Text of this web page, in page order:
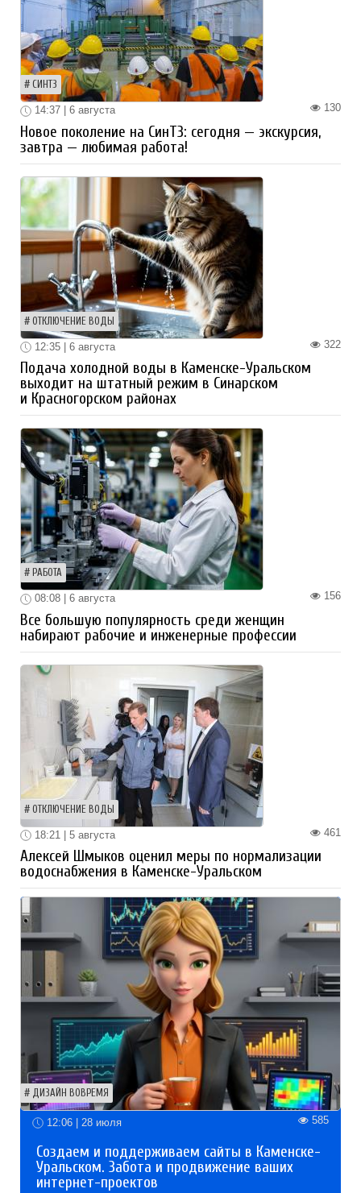
СИНТЗ
130
14:37 | 6 августа
Новое поколение на СинТЗ: сегодня — экскурсия,
завтра — любимая работа!
ОТКЛЮЧЕНИЕ ВОДЫ
322
12:35 | 6 августа
Подача холодной воды в Каменске-Уральском
выходит на штатный режим в Синарском
и Красногорском районах
РАБОТА
156
08:08 | 6 августа
Все большую популярность среди женщин
набирают рабочие и инженерные профессии
ОТКЛЮЧЕНИЕ ВОДЫ
461
18:21 | 5 августа
Алексей Шмыков оценил меры по нормализации
водоснабжения в Каменске-Уральском
ДИЗАЙН ВОВРЕМЯ
12:06 | 28 июля 585
Создаем и поддерживаем сайты в Каменске-
Уральском. Забота и продвижение ваших
интернет-проектов